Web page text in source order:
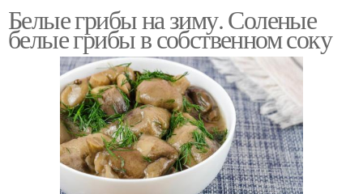
Белые грибы на зиму. Соленые
белые грибы в собственном соку